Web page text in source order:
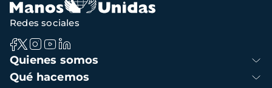
Navegación
principal
Quienes somos
Qué hacemos
Redes sociales